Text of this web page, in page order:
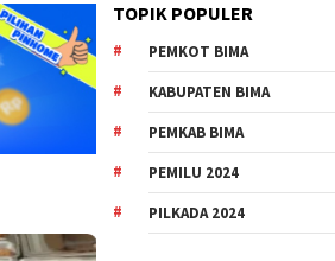
TOPIK POPULER
PEMKOT BIMA
KABUPATEN BIMA
PEMKAB BIMA
PEMILU 2024
PILKADA 2024